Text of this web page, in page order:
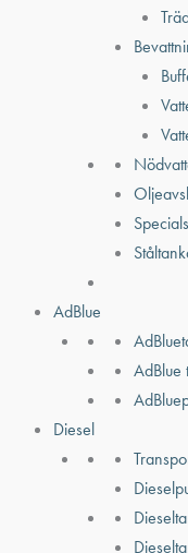
AdBlue
AdBlue
Diesel